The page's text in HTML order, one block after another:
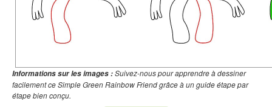
Informations sur les images :Suivez-nous pour apprendre à dessiner
facilement ce Simple Green Rainbow Friend grâce à un guide étape par
étape bien conçu.